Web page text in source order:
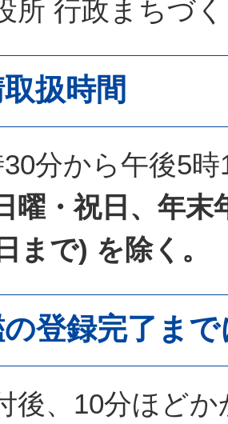
所 行政まちづ
扱時間
分から午後5
曜・祝日、年末
まで) を除く。
登録完了ま
後、10分ほど